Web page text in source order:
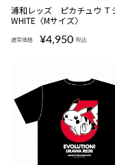
NEW
浦和レッズ ピカチュウ Ｔ
WHITE〈Mサイズ〉
通常価格 ¥4,950 税込
浦和レッズ ピカチュ